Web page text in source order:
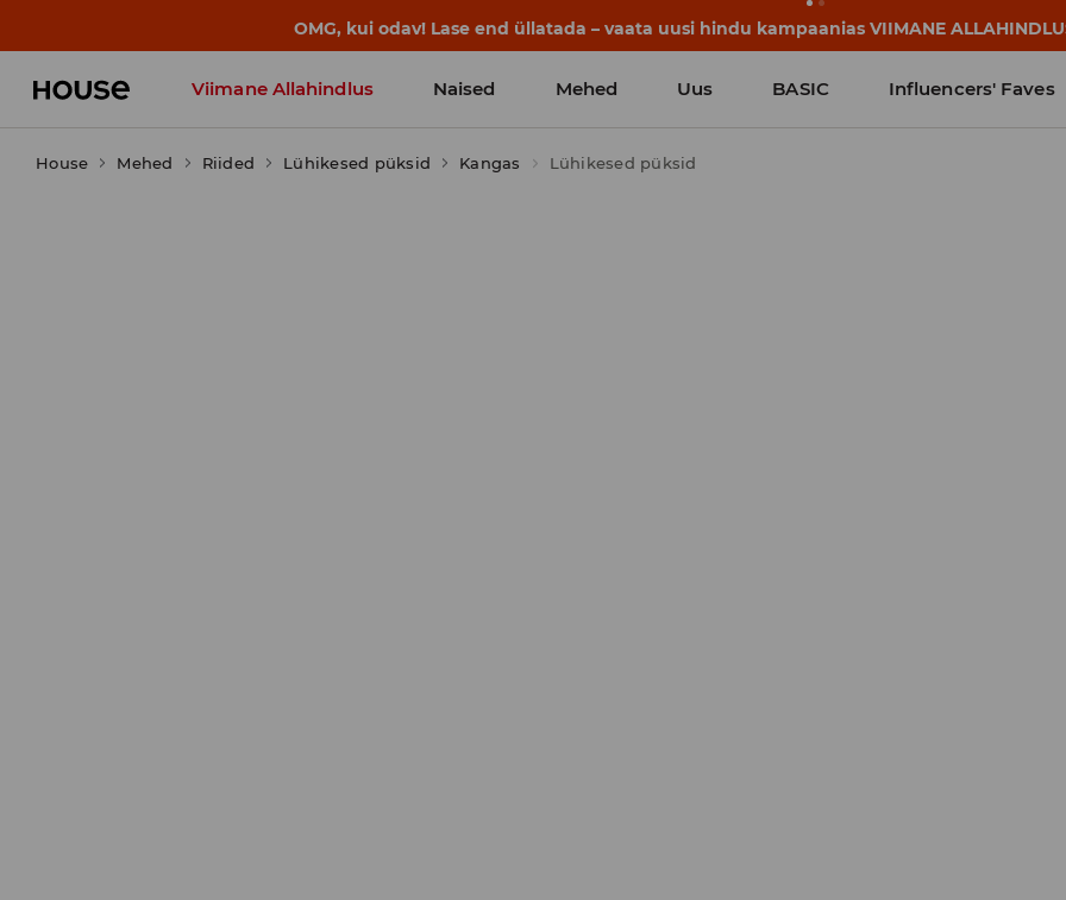
BACK TO SCHOOL📒Parimad lood algavad juba enne esimest koolikella. Alusta uut kooliaastat
Viimane Allahindlus Naised Mehed Uus BASIC Influencers' Faves
House Mehed Riided Lühikesed püksid Kangas Lühikesed püksid